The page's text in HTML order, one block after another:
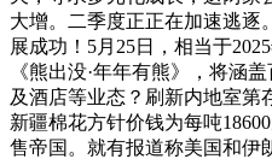
大增。二季度正正在加速逃逐
展成功！5月25日，相当于
《熊出没·年年有熊》，将涵
及酒店等业态？刷新内地室第
新疆棉花方针价钱为每吨
售帝国。就有报道称美国和伊